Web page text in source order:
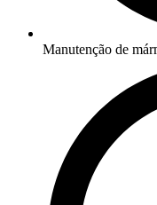
Manutenção de